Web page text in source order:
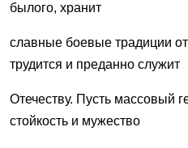
былого, хранит
славные боевые традиции
трудится и преданно служит
Отечеству. Пусть массовый
стойкость и мужество